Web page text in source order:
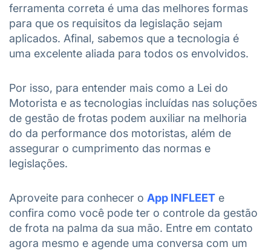
ferramenta correta é uma das melhores formas
para que os requisitos da legislação sejam
aplicados. Afinal, sabemos que a tecnologia é
uma excelente aliada para todos os envolvidos.
Por isso, para entender mais como a Lei do
Motorista e as tecnologias incluídas nas soluções
de gestão de frotas podem auxiliar na melhoria
do da performance dos motoristas, além de
assegurar o cumprimento das normas e
legislações.
Aproveite para conhecer o App INFLEET e
confira como você pode ter o controle da gestão
de frota na palma da sua mão. Entre em contato
agora mesmo e agende uma conversa com um